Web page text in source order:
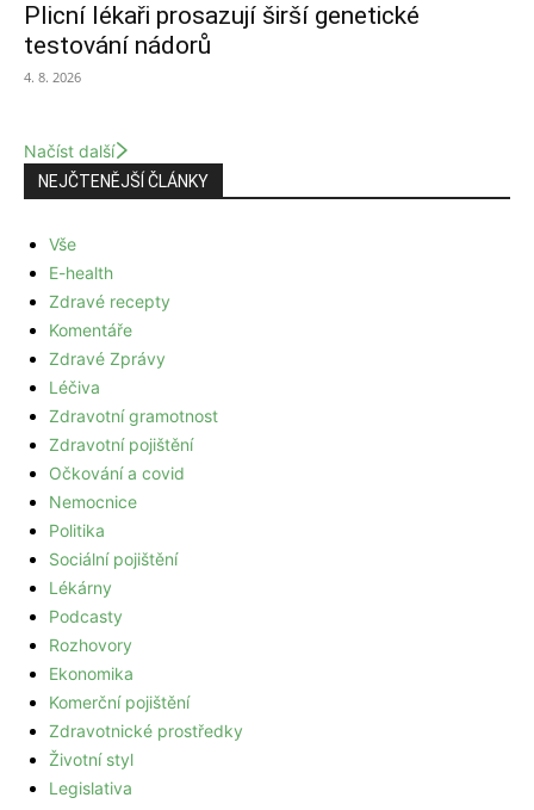
Plicní lékaři prosazují širší genetické
testování nádorů
4. 8. 2026
Načíst další
NEJČTENĚJŠÍ ČLÁNKY
Vše
E-health
Zdravé recepty
Komentáře
Zdravé Zprávy
Léčiva
Zdravotní gramotnost
Zdravotní pojištění
Očkování a covid
Nemocnice
Politika
Sociální pojištění
Lékárny
Podcasty
Rozhovory
Ekonomika
Komerční pojištění
Zdravotnické prostředky
Životní styl
Legislativa